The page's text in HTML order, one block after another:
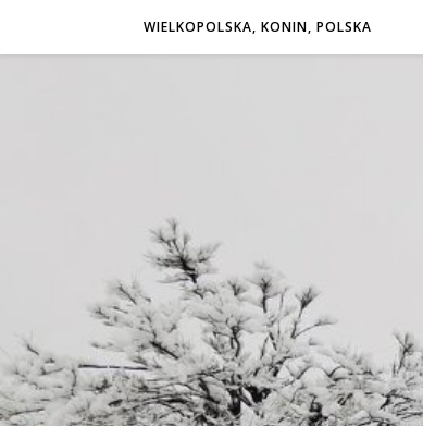
WIELKOPOLSKA, KONIN, POLSKA